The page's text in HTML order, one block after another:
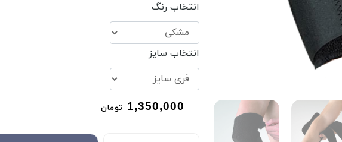
انتخاب رنگ
انتخاب سایز
1,350,000 تومان